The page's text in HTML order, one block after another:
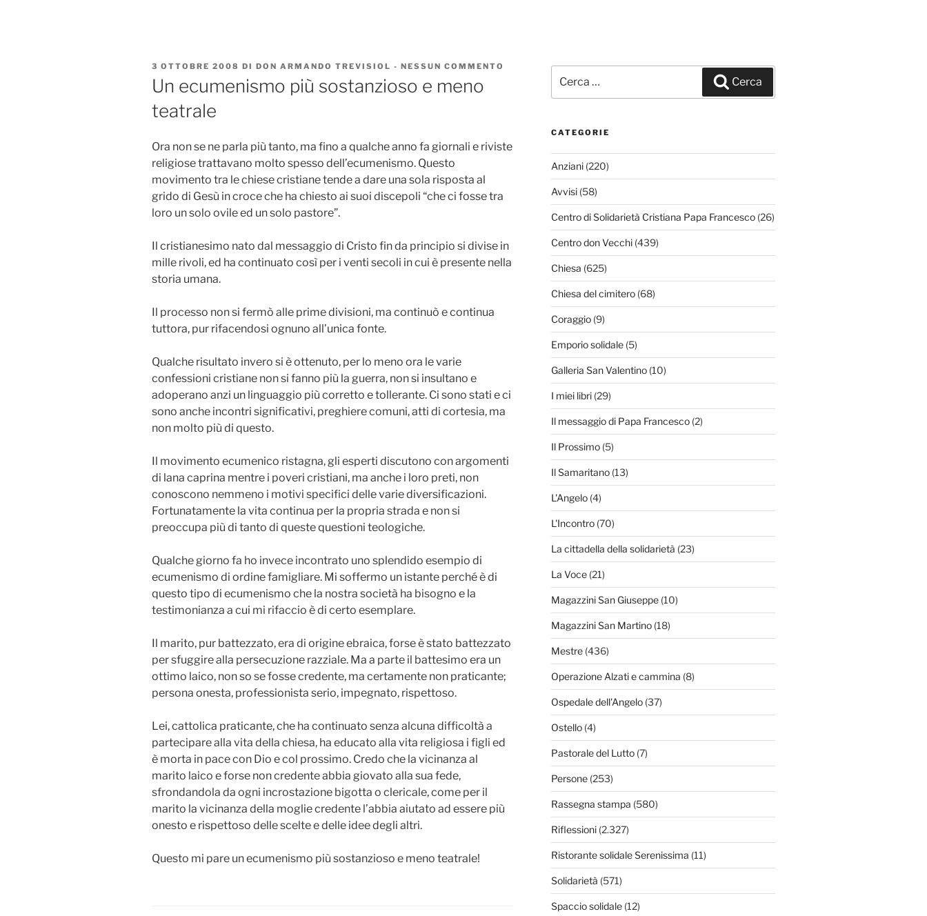
PUBBLICATO
IL
3 OTTOBRE 2008 DI DON ARMANDO TREVISIOL - NESSUN COMMENTO
ECUMENISMO
TEATRALE
Un ecumenismo più sostanzioso e meno
teatrale
Ora non se ne parla più tanto, ma fino a qualche anno fa giornali e riviste
religiose trattavano molto spesso dell’ecumenismo. Questo
movimento tra le chiese cristiane tende a dare una sola risposta al
grido di Gesù in croce che ha chiesto ai suoi discepoli “che ci fosse tra
loro un solo ovile ed un solo pastore”.
Il cristianesimo nato dal messaggio di Cristo fin da principio si divise in
mille rivoli, ed ha continuato così per i venti secoli in cui è presente nella
storia umana.
Il processo non si fermò alle prime divisioni, ma continuò e continua
tuttora, pur rifacendosi ognuno all’unica fonte.
Qualche risultato invero si è ottenuto, per lo meno ora le varie
confessioni cristiane non si fanno più la guerra, non si insultano e
adoperano anzi un linguaggio più corretto e tollerante. Ci sono stati e ci
sono anche incontri significativi, preghiere comuni, atti di cortesia, ma
non molto più di questo.
Il movimento ecumenico ristagna, gli esperti discutono con argomenti
di lana caprina mentre i poveri cristiani, ma anche i loro preti, non
conoscono nemmeno i motivi specifici delle varie diversificazioni.
Fortunatamente la vita continua per la propria strada e non si
preoccupa più di tanto di queste questioni teologiche.
Qualche giorno fa ho invece incontrato uno splendido esempio di
ecumenismo di ordine famigliare. Mi soffermo un istante perché è di
questo tipo di ecumenismo che la nostra società ha bisogno e la
testimonianza a cui mi rifaccio è di certo esemplare.
Il marito, pur battezzato, era di origine ebraica, forse è stato battezzato
per sfuggire alla persecuzione razziale. Ma a parte il battesimo era un
ottimo laico, non so se fosse credente, ma certamente non praticante;
persona onesta, professionista serio, impegnato, rispettoso.
Lei, cattolica praticante, che ha continuato senza alcuna difficoltà a
partecipare alla vita della chiesa, ha educato alla vita religiosa i figli ed
è morta in pace con Dio e col prossimo. Credo che la vicinanza al
marito laico e forse non credente abbia giovato alla sua fede,
sfrondandola da ogni incrostazione bigotta o clericale, come per il
marito la vicinanza della moglie credente l’abbia aiutato ad essere più
onesto e rispettoso delle scelte e delle idee degli altri.
Questo mi pare un ecumenismo più sostanzioso e meno teatrale!
Cerca
CATEGORIE
Anziani(220)
Avvisi(58)
Centro di Solidarietà Cristiana Papa Francesco(26)
Centro don Vecchi(439)
Chiesa (625)
Chiesa del cimitero(68)
Coraggio(9)
Emporio solidale(5)
Galleria San Valentino(10)
I miei libri(29)
Il messaggio di Papa Francesco(2)
Il Prossimo(5)
Il Samaritano(13)
L'Angelo(4)
L'Incontro(70)
La cittadella della solidarietà (23)
La Voce(21)
Magazzini San Giuseppe(10)
Magazzini San Martino(18)
Mestre(436)
Operazione Alzati e cammina (8)
Ospedale dell'Angelo(37)
Ostello(4)
Pastorale del Lutto(7)
Persone(253)
Rassegna stampa (580)
Riflessioni(2.327)
Ristorante solidale Serenissima (11)
Solidarietà (571)
Spaccio solidale(12)